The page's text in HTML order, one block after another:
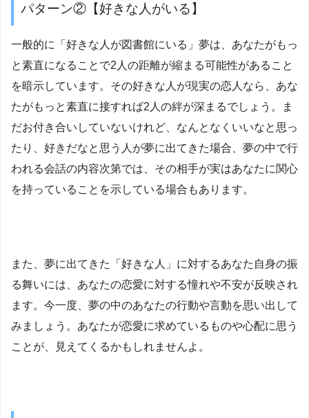
パターン②【好きな人がいる】
一般的に「好きな人が図書館にいる」夢は、あなたがもっ
と素直になることで2人の距離が縮まる可能性があること
を暗示しています。その好きな人が現実の恋人なら、あな
たがもっと素直に接すれば2人の絆が深まるでしょう。ま
だお付き合いしていないけれど、なんとなくいいなと思っ
たり、好きだなと思う人が夢に出てきた場合、夢の中で行
われる会話の内容次第では、その相手が実はあなたに関心
を持っていることを示している場合もあります。
また、夢に出てきた「好きな人」に対するあなた自身の振
る舞いには、あなたの恋愛に対する憧れや不安が反映され
ます。今一度、夢の中のあなたの行動や言動を思い出して
みましょう。あなたが恋愛に求めているものや心配に思う
ことが、見えてくるかもしれませんよ。